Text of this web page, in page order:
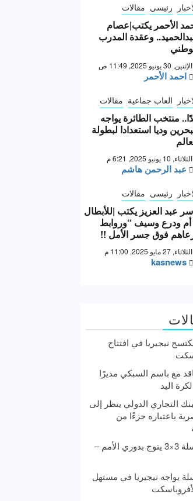
رئيسى مقالات
الأحمر يكتب|عصام
وعقدة المدرب
الإثنين, 30 يونيو 2025, 11:49 ص
احمد الأحمر
العاب جماعية مقالات
منتخب الطائرة يواجه
وديا استعدادا لبطولة
الثلاثاء, 10 يونيو 2025, 6:21 م
عبد الرحمن هاشم
رئيسى مقالات
عبد العزيز يكتب |للأبطال
أم ودرع وسيف “وروابط
فوق جسر الأمل !!
الثلاثاء, 27 مايو 2025, 11:00 م
kasnews
نيجيريا في افتتاح
مع باسم السبكي مديرًا
اليد
التجاري الدولي ينظر إلى
باعتباره جزءًا من
منتخب شابات السلة 3×3 يتوج بدوري الأمم –
يواجه نيجيريا في مستهل